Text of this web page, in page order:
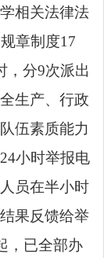
相关法律法
章制度17
，分9次派出
生产、行政
伍素质能力
小时举报电
员在半小时
果反馈给举
，已全部办